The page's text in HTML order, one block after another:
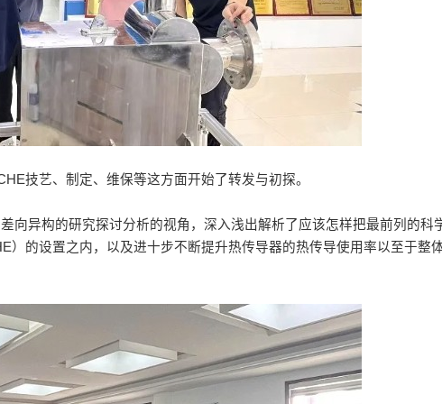
技艺、制定、维保等这方面开始了转发与初探。
向异构的研究探讨分析的视角，深入浅出解析了应该怎样把最前列的科
）的设置之内，以及进十步不断提升热传导器的热传导使用率以至于整